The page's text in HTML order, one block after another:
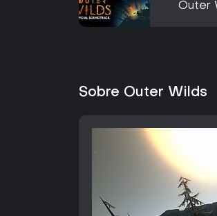
Outer
Sobre Outer Wilds